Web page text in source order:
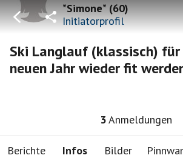
*Simone*(60)
Initiatorprofil
Ski Langlauf (klassisch)
neuen Jahr wieder fit
3Anmeldungen
Berichte Infos Bilder